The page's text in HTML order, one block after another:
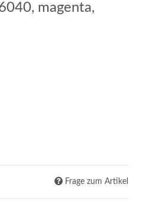
magenta,
Frage zum Artikel